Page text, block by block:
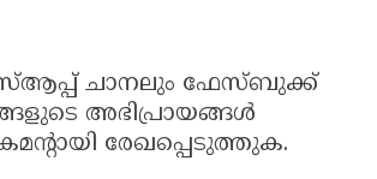
ചാനലും ഫേസ്ബുക്ക്
അഭിപ്രായങ്ങൾ
രേഖപ്പെടുത്തുക.